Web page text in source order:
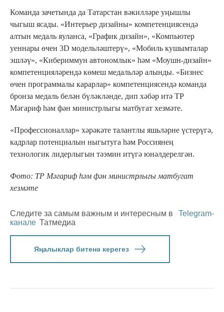
Команда зачетында да Татарстан вәкилләре уңышлы
чыгыш ясады. «Интерьер дизайны» компетенциясендә
алтын медаль яуланса, «График дизайн», «Компьютер
уеннары өчен 3D модельләштерү», «Мобиль кушымталар
эшләү», «Кибериммун автономлык» һәм «Моушн-дизайн»
компетенцияләрендә көмеш медальләр алынды. «Бизнес
өчен программалы карарлар» компетенциясендә команда
бронза медаль белән бүләкләнде, дип хәбәр итә ТР
Мәгариф һәм фән министрлыгы матбугат хезмәте.
«Профессионаллар» хәрәкәте талантлы яшьләрне үстерүгә,
кадрлар потенциалын ныгытуга һәм Россиянең
технологик лидерлыгын тәэмин итүгә юнәлдерелгән.
Фото: ТР Мәгариф һәм фән министрлыгы матбугат
хезмәте
Следите за самым важным и интересным в
Telegram-
канале Татмедиа
Яңалыклар битенә керегез